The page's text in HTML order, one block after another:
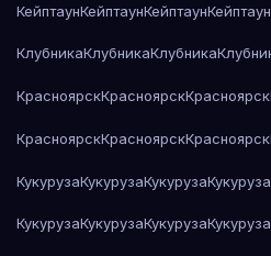
КейптаунКейптаунКейптаунКейптаун
КлубникаКлубникаКлубника
КрасноярскКрасноярскКрасноярск
КрасноярскКрасноярскКрасноярск
КукурузаКукурузаКукурузаКукуруза
КукурузаКукурузаКукурузаКукуруза